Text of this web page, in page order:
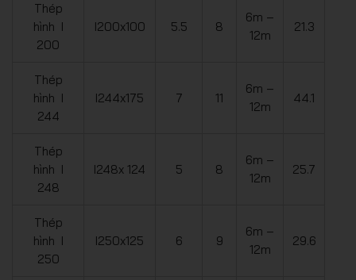
Thép
hình I
200
I200x100 5.5 8
6m –
12m
21.3
Thép
hình I
244
I244x175 7 11
6m –
12m
44.1
Thép
hình I
248
I248x 124 5 8
6m –
12m
25.7
Thép
hình I
250
I250x125 6 9
6m –
12m
29.6